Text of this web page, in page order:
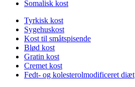
Somalisk kost
Tyrkisk kost
Sygehuskost
Kost til småtspisende
Blød kost
Gratin kost
Cremet kost
Fedt- og kolesterolmodificeret diæt